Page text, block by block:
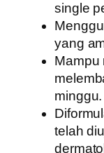
single
yang
Mampu
minggu.
telah